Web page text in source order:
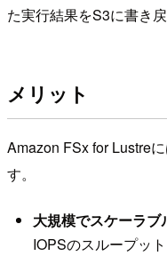
た実行結果をS3に書き戻
メリット
Amazon FSx for Lustre
す。
大規模でスケーラブ
IOPSのスループッ